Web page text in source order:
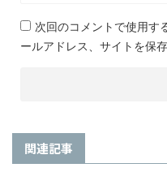
次回のコメントで使用す
ールアドレス、サイトを保存
関連記事